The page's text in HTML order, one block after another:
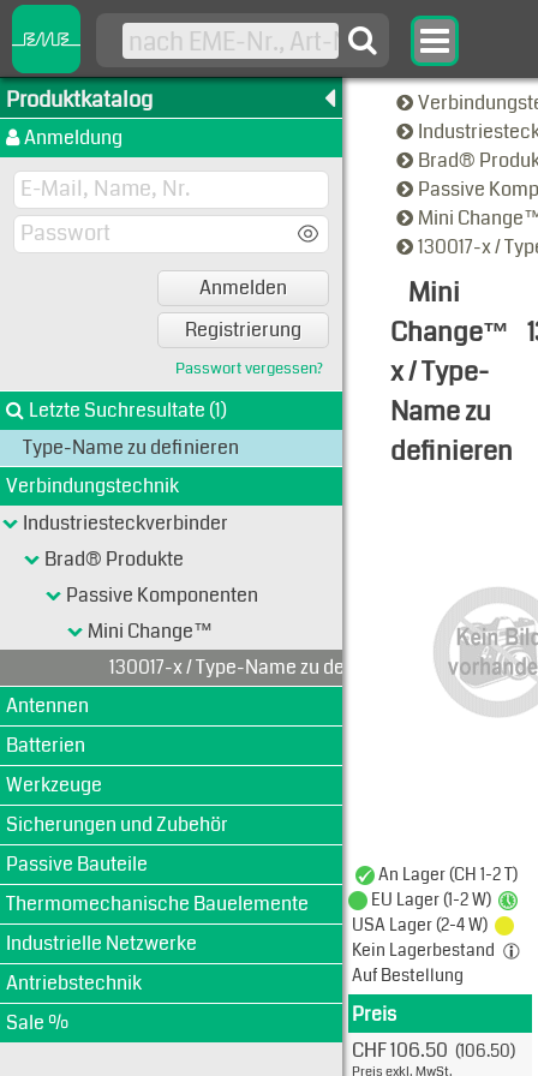
Produktkatalog
Anmeldung
Anmelden
Registrierung
Passwort vergessen?
Letzte Suchresultate (1)
Type-Name zu definieren
Verbindungstechnik
Industriesteckverbinder
Brad® Produkte
Passive Komponenten
Mini Change™
130017-x / Type-Name zu definieren
Antennen
Batterien
Werkzeuge
Sicherungen und Zubehör
Passive Bauteile
Thermomechanische Bauelemente
Industrielle Netzwerke
Antriebstechnik
Sale %
Brad®
Passive
Mini
130017-x /
Mini
Change™
x / Type-
Name zu
definieren
An Lager (CH 1-2 T)
EU Lager (1-2 W)
USA Lager (2-4 W)
Kein Lagerbestand
Auf Bestellung
Produkt
Preis
Typ:
CHF 106.50 (106.50)
Preis exkl. MwSt.